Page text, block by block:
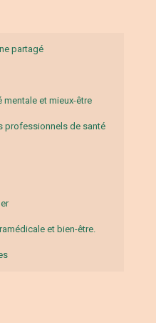
partagé
mentale et mieux-être
professionnels de santé
et bien-être.